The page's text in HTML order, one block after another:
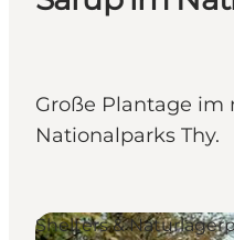
Inspiration
Mach deine
Große Plantage im
Nationalparks Thy.
Shelters &